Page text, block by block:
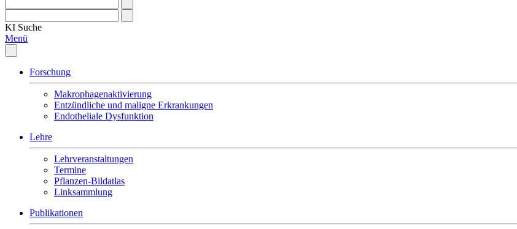
KI Suche
Menü
Forschung
Makrophagenaktivierung
Entzündliche und maligne Erkrankungen
Endotheliale Dysfunktion
Lehre
Lehrveranstaltungen
Termine
Pflanzen-Bildatlas
Linksammlung
Publikationen